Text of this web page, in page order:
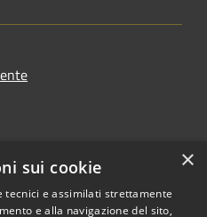
×
sui cookie
tecnici e assimilati strettamente
e alla navigazione del sito,